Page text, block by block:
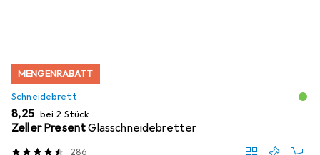
MENGENRABATT
Schneidebrett
EUR
8,25 bei 2 Stück
Zeller PresentGlasschneidebretter
286